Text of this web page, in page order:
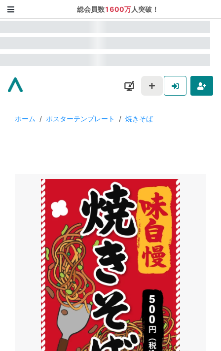
総会員数1600万人突破！
ホーム / ポスターテンプレート / 焼きそば